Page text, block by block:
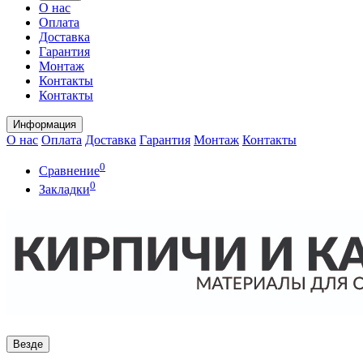
О нас
Оплата
Доставка
Гарантия
Монтаж
Контакты
Контакты
Информация
О нас Оплата Доставка Гарантия Монтаж Контакты
Сравнение0
Закладки0
Везде